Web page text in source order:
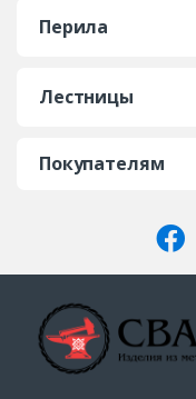
Перила
Лестницы
Покупателям